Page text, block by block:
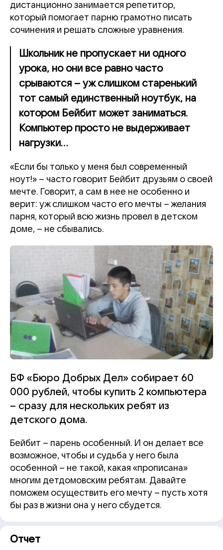
дистанционно занимается репетитор,
который помогает парню грамотно писать
сочинения и решать сложные уравнения.
Школьник не пропускает ни одного
урока, но они все равно часто
срываются – уж слишком старенький
тот самый единственный ноутбук, на
котором Бейбит может заниматься.
Компьютер просто не выдерживает
нагрузки…
«Если бы только у меня был современный
ноут!» – часто говорит Бейбит друзьям о своей
мечте. Говорит, а сам в нее не особенно и
верит: уж слишком часто его мечты – желания
парня, который всю жизнь провел в детском
доме, – не сбывались.
БФ «Бюро Добрых Дел» собирает 60
000 рублей, чтобы купить 2 компьютера
– сразу для нескольких ребят из
детского дома.
Бейбит – парень особенный. И он делает все
возможное, чтобы и судьба у него была
особенной – не такой, какая «прописана»
многим детдомовским ребятам. Давайте
поможем осуществить его мечту – пусть хотя
бы раз в жизни она у него сбудется.
Отчет